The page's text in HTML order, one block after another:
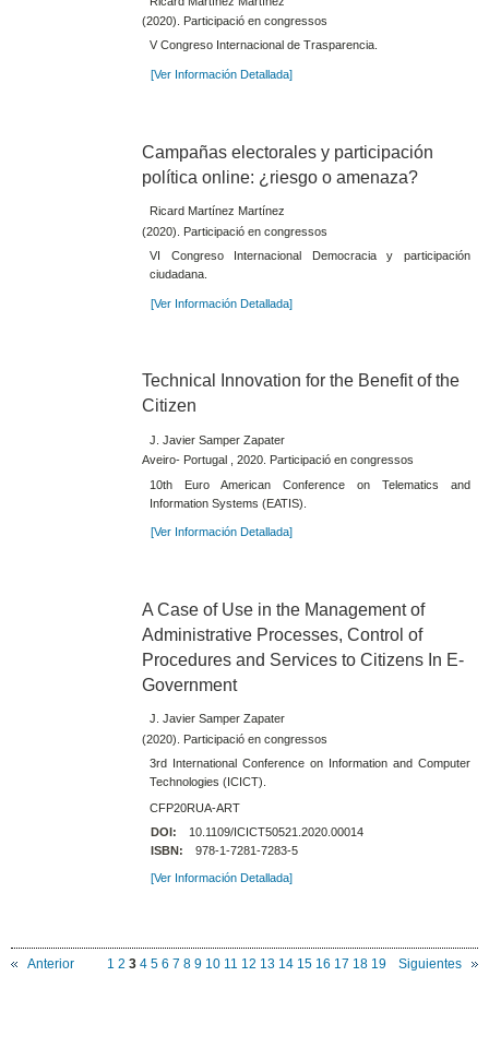
(2020). Participació en congressos
V Congreso Internacional de Trasparencia.
[Ver Información Detallada]
Campañas electorales y participación
política online: ¿riesgo o amenaza?
Ricard Martínez Martínez
(2020). Participació en congressos
VI Congreso Internacional Democracia y participación
ciudadana.
[Ver Información Detallada]
Technical Innovation for the Benefit of the
Citizen
J. Javier Samper Zapater
Aveiro- Portugal , 2020. Participació en congressos
10th Euro American Conference on Telematics and
Information Systems (EATIS).
[Ver Información Detallada]
A Case of Use in the Management of
Administrative Processes, Control of
Procedures and Services to Citizens In E-
Government
J. Javier Samper Zapater
(2020). Participació en congressos
3rd International Conference on Information and Computer
Technologies (ICICT).
CFP20RUA-ART
DOI:
10.1109/ICICT50521.2020.00014
ISBN:
978-1-7281-7283-5
[Ver Información Detallada]
Anterior Siguientes
1 2 3 4 5 6 7 8 9 10 11 12 13 14 15 16 17 18 19